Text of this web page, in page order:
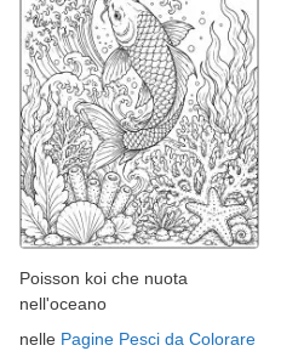
Poisson koi che nuota
nell'oceano
nelle Pagine Pesci da Colorare